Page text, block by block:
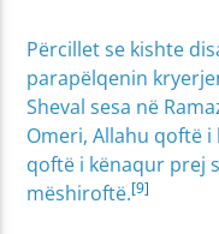
Përcillet se kishte
parapëlqenin
Sheval sesa në
Omeri, Allahu qoftë
qoftë i kënaqur prej
mëshiroftë.[9]